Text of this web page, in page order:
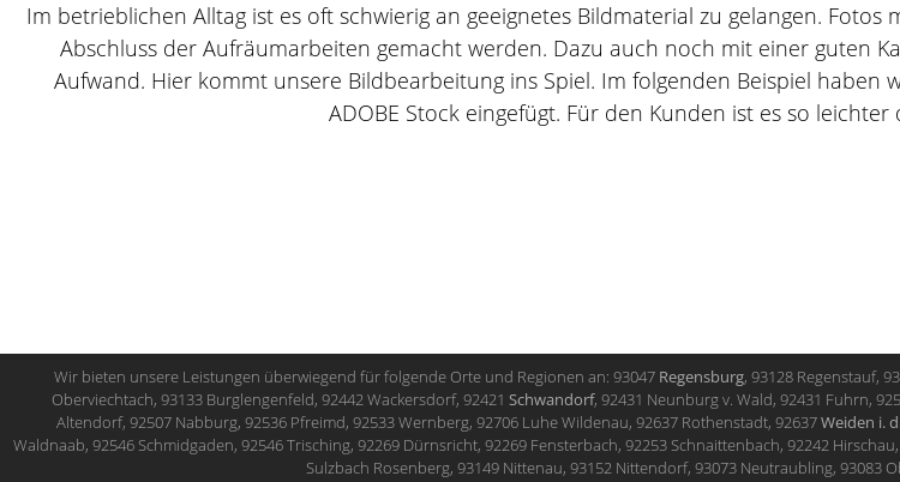
Im betrieblichen Alltag ist es oft schwierig an geeignetes Bildmaterial zu gelangen.
Abschluss der Aufräumarbeiten gemacht werden. Dazu auch noch mit einer guten
Aufwand. Hier kommt unsere Bildbearbeitung ins Spiel. Im folgenden Beispiel haben
ADOBE Stock eingefügt. Für den Kunden ist es so
Wir bieten unsere Leistungen überwiegend für folgende Orte und Regionen an: 93047 Regensburg, 93128 Regenstauf,
Oberviechtach, 93133 Burglengenfeld, 92442 Wackersdorf, 92421 Schwandorf, 92431 Neunburg v. Wald, 92431 Fuhrn,
Altendorf, 92507 Nabburg, 92536 Pfreimd, 92533 Wernberg, 92706 Luhe Wildenau, 92637 Rothenstadt, 92637Weiden i.
Waldnaab, 92546 Schmidgaden, 92546 Trisching, 92269 Dürnsricht, 92269 Fensterbach, 92253 Schnaittenbach, 92242 Hirschau,
Sulzbach Rosenberg, 93149 Nittenau, 93152 Nittendorf, 93073 Neutraubling, 93083